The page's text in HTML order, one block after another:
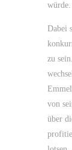
würde.
Dabei
zu
von
über